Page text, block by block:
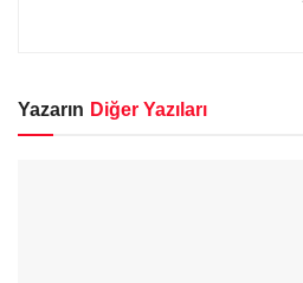
Yazarın Diğer Yazıları